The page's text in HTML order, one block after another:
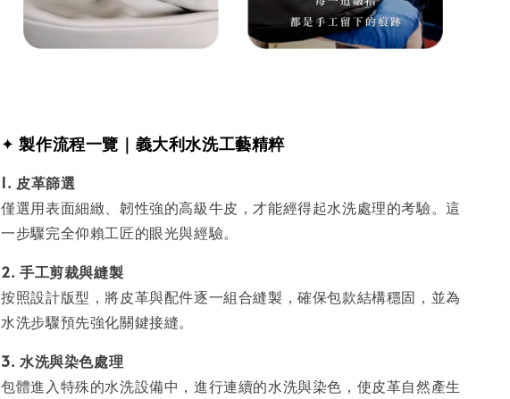
✦ 製作流程一覽｜義大利水洗工藝精粹
1. 皮革篩選
僅選用表面細緻、韌性強的高級牛皮，才能經得起水洗處理的考驗。這
一步驟完全仰賴工匠的眼光與經驗。
2. 手工剪裁與縫製
按照設計版型，將皮革與配件逐一組合縫製，確保包款結構穩固，並為
水洗步驟預先強化關鍵接縫。
3. 水洗與染色處理
包體進入特殊的水洗設備中，進行連續的水洗與染色，使皮革自然產生